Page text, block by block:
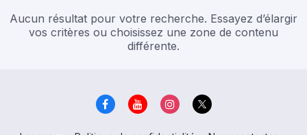
Aucun résultat pour votre recherche. Essayez d’élargir
vos critères ou choisissez une zone de contenu
différente.